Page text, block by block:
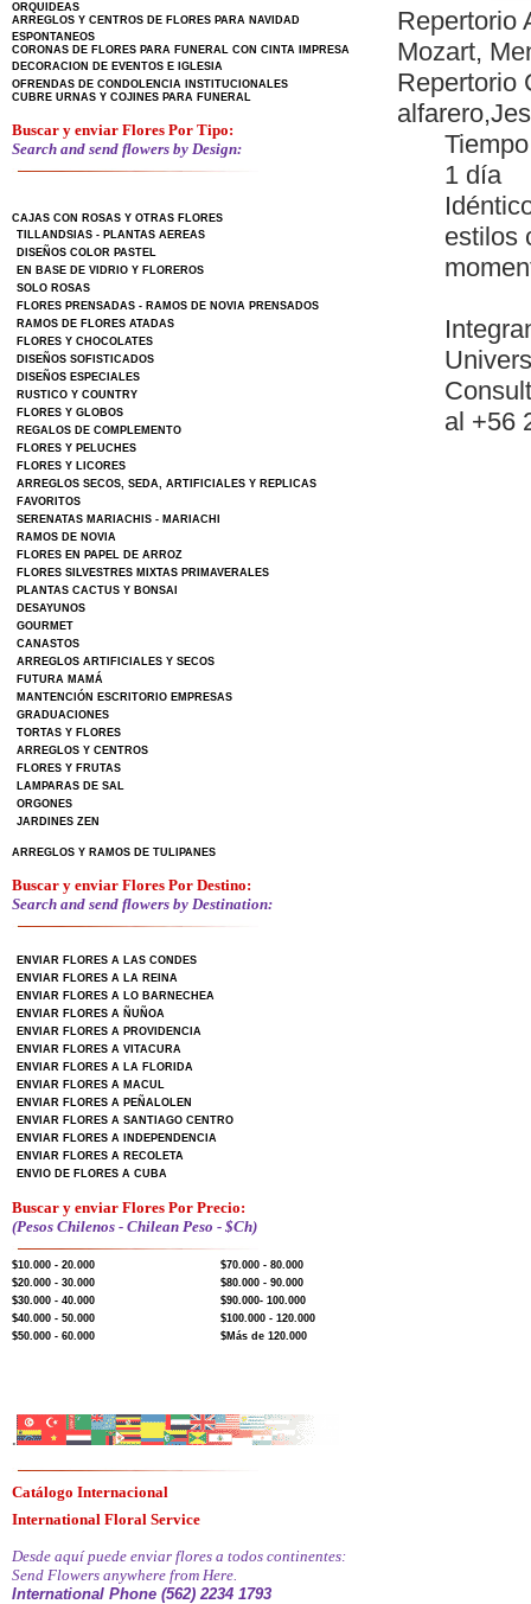
ORQUIDEAS
ARREGLOS Y CENTROS DE FLORES PARA NAVIDAD
ESPONTANEOS
CORONAS DE FLORES PARA FUNERAL CON CINTA IMPRESA
DECORACION DE EVENTOS E IGLESIA
OFRENDAS DE CONDOLENCIA INSTITUCIONALES
CUBRE URNAS Y COJINES PARA FUNERAL
Buscar y enviar Flores Por Tipo:
Search and send flowers by Design:
CAJAS CON ROSAS Y OTRAS FLORES
TILLANDSIAS - PLANTAS AEREAS
DISEÑOS COLOR PASTEL
EN BASE DE VIDRIO Y FLOREROS
SOLO ROSAS
FLORES PRENSADAS - RAMOS DE NOVIA PRENSADOS
RAMOS DE FLORES ATADAS
FLORES Y CHOCOLATES
DISEÑOS SOFISTICADOS
DISEÑOS ESPECIALES
RUSTICO Y COUNTRY
FLORES Y GLOBOS
REGALOS DE COMPLEMENTO
FLORES Y PELUCHES
FLORES Y LICORES
ARREGLOS SECOS, SEDA, ARTIFICIALES Y REPLICAS
FAVORITOS
SERENATAS MARIACHIS - MARIACHI
RAMOS DE NOVIA
FLORES EN PAPEL DE ARROZ
FLORES SILVESTRES MIXTAS PRIMAVERALES
PLANTAS CACTUS Y BONSAI
DESAYUNOS
GOURMET
CANASTOS
ARREGLOS ARTIFICIALES Y SECOS
FUTURA MAMÁ
MANTENCIÓN ESCRITORIO EMPRESAS
GRADUACIONES
TORTAS Y FLORES
ARREGLOS Y CENTROS
FLORES Y FRUTAS
LAMPARAS DE SAL
ORGONES
JARDINES ZEN
ARREGLOS Y RAMOS DE TULIPANES
Buscar y enviar Flores Por Destino:
Search and send flowers by Destination:
ENVIAR FLORES A LAS CONDES
ENVIAR FLORES A LA REINA
ENVIAR FLORES A LO BARNECHEA
ENVIAR FLORES A ÑUÑOA
ENVIAR FLORES A PROVIDENCIA
ENVIAR FLORES A VITACURA
ENVIAR FLORES A LA FLORIDA
ENVIAR FLORES A MACUL
ENVIAR FLORES A PEÑALOLEN
ENVIAR FLORES A SANTIAGO CENTRO
ENVIAR FLORES A INDEPENDENCIA
ENVIAR FLORES A RECOLETA
ENVIO DE FLORES A CUBA
Buscar y enviar Flores Por Precio:
(Pesos Chilenos - Chilean Peso - $Ch)
$10.000 - 20.000
$70.000 - 80.000
$20.000 - 30.000
$80.000 - 90.000
$30.000 - 40.000
$90.000- 100.000
$40.000 - 50.000
$100.000 - 120.000
$50.000 - 60.000
$Más de 120.000
.
Catálogo Internacional
International Floral Service
Desde aquí puede enviar flores a todos continentes:
Send Flowers anywhere from Here.
International Phone (562) 2234 1793
Repertorio
Mozart,
Repertorio
1 día
estilos
al +56